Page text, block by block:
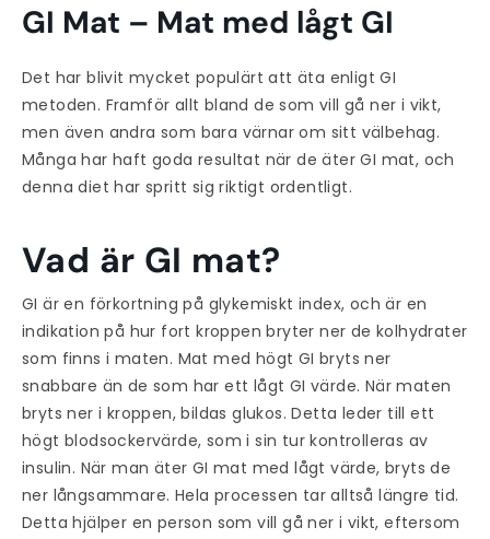
GI Mat – Mat med lågt GI
Det har blivit mycket populärt att äta enligt GI
metoden. Framför allt bland de som vill gå ner i vikt,
men även andra som bara värnar om sitt välbehag.
Många har haft goda resultat när de äter GI mat, och
denna diet har spritt sig riktigt ordentligt.
Vad är GI mat?
GI är en förkortning på glykemiskt index, och är en
indikation på hur fort kroppen bryter ner de kolhydrater
som finns i maten. Mat med högt GI bryts ner
snabbare än de som har ett lågt GI värde. När maten
bryts ner i kroppen, bildas glukos. Detta leder till ett
högt blodsockervärde, som i sin tur kontrolleras av
insulin. När man äter GI mat med lågt värde, bryts de
ner långsammare. Hela processen tar alltså längre tid.
Detta hjälper en person som vill gå ner i vikt, eftersom